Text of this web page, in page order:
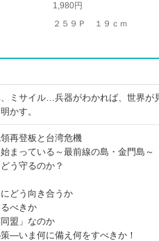
1,980円
２５９Ｐ １９ｃｍ
ミサイル…兵器がわかれば、世界が
かす。
再登板と台湾危機
まっている～最前線の島・金門島～
う守るのか？
どう向き合うか
べきか
盟」なのか
―いま何に備え何をすべきか！